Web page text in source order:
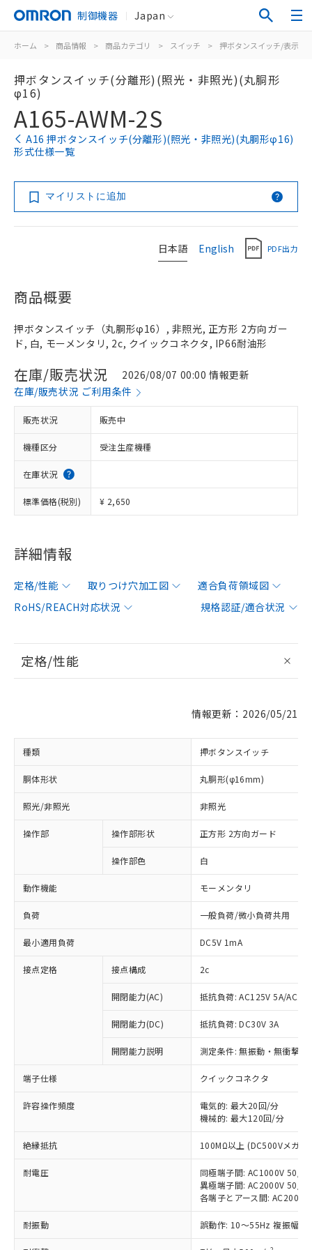
制御機器 Japan
ホーム > 商品情報 > 商品カテゴリ > スイッチ > 押ボタンスイッチ/表示灯
押ボタンスイッチ(分離形)(照光・非照光)(丸胴形
φ16)
A165-AWM-2S
A16 押ボタンスイッチ(分離形)(照光・非照光)(丸胴形φ16)
形式仕様一覧
マイリストに追加
日本語 English PDF出力
商品概要
押ボタンスイッチ（丸胴形φ16）, 非照光, 正方形 2方向ガー
ド, 白, モーメンタリ, 2c, クイックコネクタ, IP66耐油形
在庫/販売状況
2026/08/07 00:00 情報更新
在庫/販売状況 ご利用条件
販売状況 販売中
機種区分 受注生産機種
在庫状況
標準価格(税別) ¥ 2,650
詳細情報
定格/性能 取りつけ穴加工図
適合負荷領域図
RoHS/REACH対応状況
規格認証/適合状況
定格/性能
情報更新：2026/05/21
種類 押ボタンスイッチ
胴体形状 丸胴形(φ16mm)
照光/非照光 非照光
操作部 操作部形状 正方形 2方向ガード
操作部色 白
動作機能 モーメンタリ
負荷 一般負荷/微小負荷共用
最小適用負荷 DC5V 1mA
接点定格 接点構成 2c
開閉能力(AC) 抵抗負荷: AC125V 5A/
開閉能力(DC) 抵抗負荷: DC30V 3A
開閉能力説明 測定条件: 無振動・無衝撃
端子仕様 クイックコネクタ
許容操作頻度
電気的: 最大20回/分
機械的: 最大120回/分
絶縁抵抗 100MΩ以上 (DC500Vメガ)
耐電圧
同極端子間: AC1000V 50/
異極端子間: AC2000V 50/
各端子とアース間:
耐振動 誤動作: 10～55Hz 複振幅
以下の条件をお読みいただき、同意のうえ
※1 対応状況
対応済み：EU RoHS指令（10物質）の
非含有に対応した製品が提供可能な商品で
対応予定：EU RoHS指令（10物質）の非含
有に対応した製品に切り替える予定のある
対応予定なし：EU RoHS指令（10物質）の